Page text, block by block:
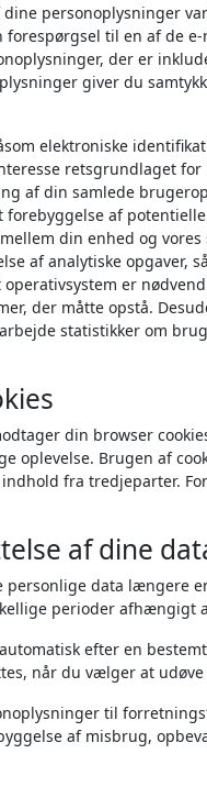
personoplysninger
til en af de
der er
giver du
elektroniske
retsgrundlaget
af din samlede
af
din enhed og
af analytiske opgaver,
er
der måtte opstå.
statistikker om
din browser
oplevelse. Brugen af
fra tredjeparter.
af dine
personlige data længere
perioder afhængigt
efter en
når du vælger at
til
af misbrug,